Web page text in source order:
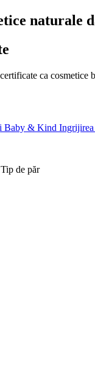
naturale
ca
Baby & Kind Ingrijirea
Tip de păr